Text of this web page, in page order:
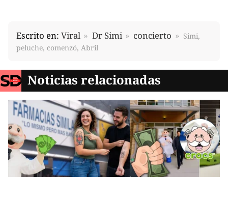
Escrito en: Viral Dr Simi concierto
Simi,
peluche, comenzó, Abril
Noticias relacionadas